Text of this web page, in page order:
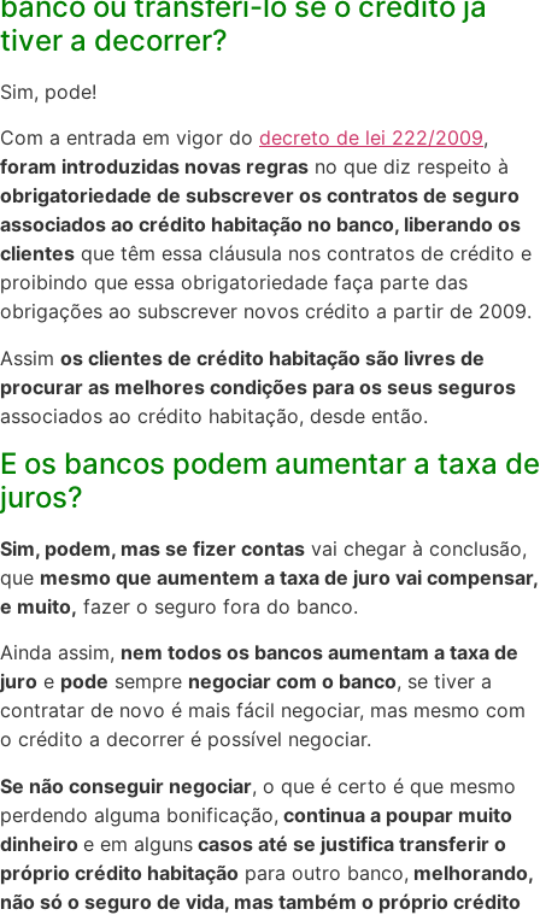
tiver a decorrer?
Sim, pode! ​
Com a entrada em vigor do decreto de lei 222/2009,
foram introduzidas novas regras no que diz respeito à
obrigatoriedade de subscrever os contratos de seguro
associados ao crédito habitação no banco, liberando os
clientes que têm essa cláusula nos contratos de crédito e
proibindo que essa obrigatoriedade faça parte das
obrigações ao subscrever novos crédito a partir de 2009.​
Assim os clientes de crédito habitação são livres de
procurar as melhores condições para os seus seguros
associados ao crédito habitação, desde então.
E os bancos podem aumentar a taxa de
juros?
Sim, podem, mas se fizer contas vai chegar à conclusão,
que mesmo que aumentem a taxa de juro vai compensar,
e muito, fazer o seguro fora do banco.​
Ainda assim, nem todos os bancos aumentam a taxa de
juro e pode sempre negociar com o banco, se tiver a
contratar de novo é mais fácil negociar, mas mesmo com
o crédito a decorrer é possível negociar.​
Se não conseguir negociar, o que é certo é que mesmo
perdendo alguma bonificação, continua a poupar muito
dinheiro e em alguns casos até se justifica transferir o
próprio crédito habitação para outro banco, melhorando,
não só o seguro de vida, mas também o próprio crédito